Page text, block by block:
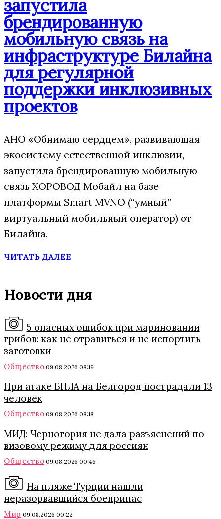
запустила
брендированную
мобильную связь на
инфраструктуре Билайна
для регулярной
поддержки инклюзивных
проектов
АНО «Обнимаю сердцем», развивающая
экосистему естественной инклюзии,
запустила брендированную мобильную
связь ХОРОВОД Мобайл на базе
платформы Smart MVNO (“умный”
виртуальный мобильный оператор) от
Билайна.
ЧИТАТЬ ДАЛЕЕ
Новости дня
5 опасных ошибок при мариновании
грибов: как не отравиться и не испортить
заготовки
Общество 09.08.2026 08:19
При атаке БПЛА на Белгород пострадали 13
человек
Общество 09.08.2026 08:18
МИД: Черногория не дала разъяснений по
визовому режиму для россиян
Общество 09.08.2026 00:46
На пляже Турции нашли
неразорвавшийся боеприпас
Мир 09.08.2026 00:22